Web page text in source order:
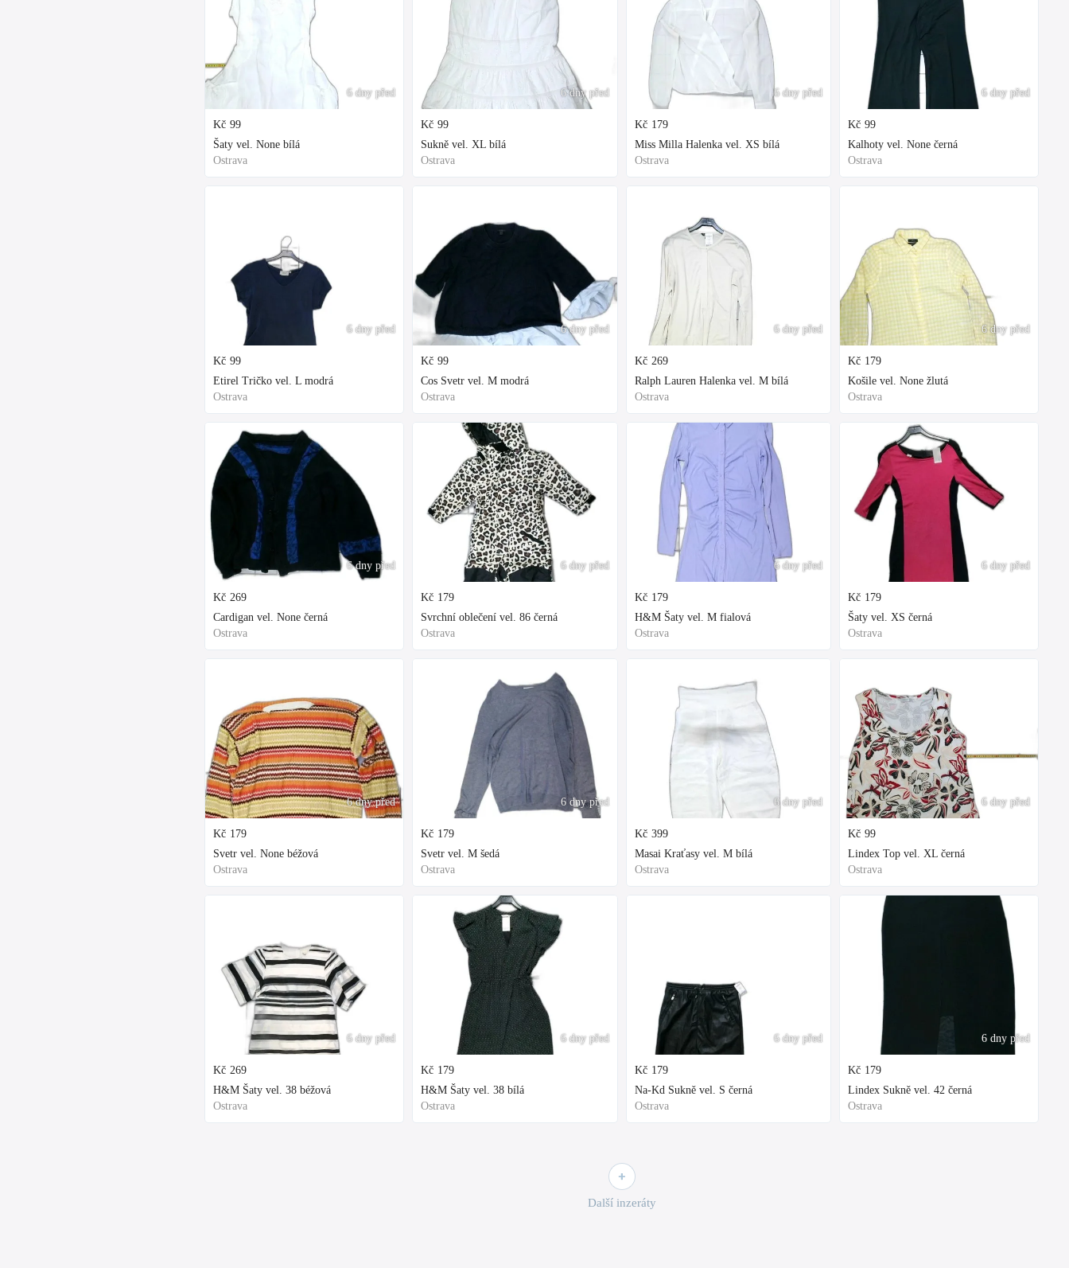
6 dny před
Kč 99
Šaty vel. None bílá
Ostrava
6 dny před
Kč 99
Etirel Tričko vel. L modrá
Ostrava
6 dny před
Kč 269
Cardigan vel. None černá
Ostrava
6 dny před
Kč 179
Svetr vel. None béžová
Ostrava
6 dny před
Kč 269
H&M Šaty vel. 38 béžová
Ostrava
6 dny před
Kč 99
Sukně vel. XL bílá
Ostrava
6 dny před
Kč 99
Cos Svetr vel. M modrá
Ostrava
6 dny před
Kč 179
Svrchní oblečení vel. 86 černá
Ostrava
6 dny před
Kč 179
Svetr vel. M šedá
Ostrava
6 dny před
Kč 179
H&M Šaty vel. 38 bílá
Ostrava
6 dny před
Kč 179
Miss Milla Halenka vel. XS bílá
Ostrava
6 dny před
Kč 269
Ralph Lauren Halenka vel. M bílá
Ostrava
6 dny před
Kč 179
H&M Šaty vel. M fialová
Ostrava
6 dny před
Kč 399
Masai Kraťasy vel. M bílá
Ostrava
6 dny před
Kč 179
Na-Kd Sukně vel. S černá
Ostrava
6 dny před
Kč 99
Kalhoty vel. None černá
Ostrava
6 dny před
Kč 179
Košile vel. None žlutá
Ostrava
6 dny před
Kč 179
Šaty vel. XS černá
Ostrava
6 dny před
Kč 99
Lindex Top vel. XL černá
Ostrava
6 dny před
Kč 179
Lindex Sukně vel. 42 černá
Ostrava
Další inzeráty